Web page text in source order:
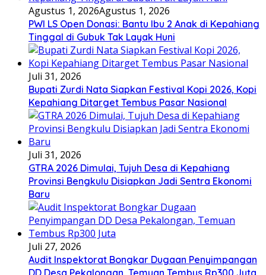
Agustus 1, 2026Agustus 1, 2026
PWI LS Open Donasi: Bantu Ibu 2 Anak di Kepahiang
Tinggal di Gubuk Tak Layak Huni
Juli 31, 2026
Bupati Zurdi Nata Siapkan Festival Kopi 2026, Kopi
Kepahiang Ditarget Tembus Pasar Nasional
Juli 31, 2026
GTRA 2026 Dimulai, Tujuh Desa di Kepahiang
Provinsi Bengkulu Disiapkan Jadi Sentra Ekonomi
Baru
Juli 27, 2026
Audit Inspektorat Bongkar Dugaan Penyimpangan